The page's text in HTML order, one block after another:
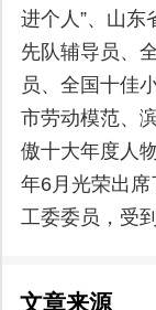
进个人”、山东
先队辅导员、
员、全国十佳
市劳动模范、
傲十大年度人
年6月光荣出
工委委员，受
文章来源